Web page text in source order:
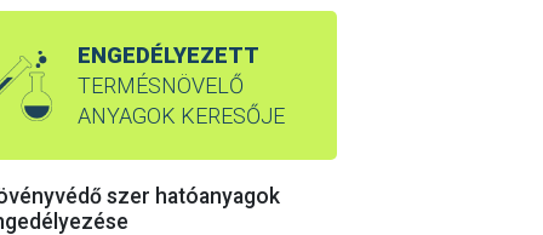
ENGEDÉLYEZETT
TERMÉSNÖVELŐ
ANYAGOK KERESŐJE
szer hatóanyagok